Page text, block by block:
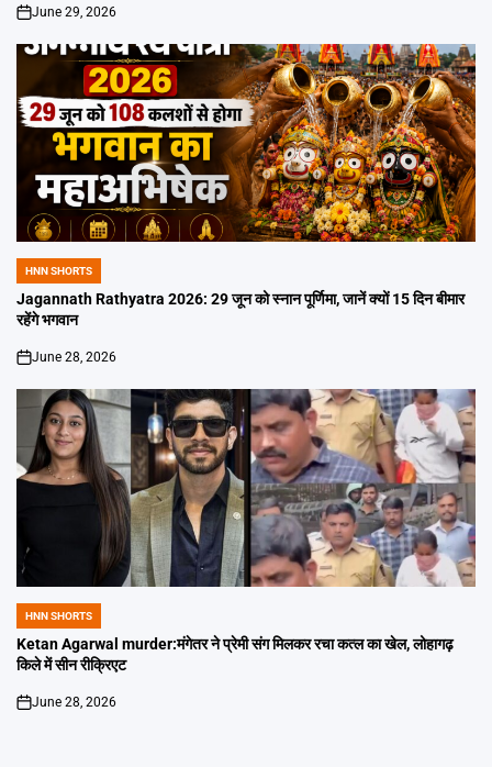
on
June 29, 2026
POSTED
IN
HNN SHORTS
Jagannath Rathyatra 2026: 29 जून को स्नान पूर्णिमा, जानें क्यों 15 दिन बीमार
रहेंगे भगवान
on
June 28, 2026
POSTED
IN
HNN SHORTS
Ketan Agarwal murder:मंगेतर ने प्रेमी संग मिलकर रचा कत्ल का खेल, लोहागढ़
किले में सीन रीक्रिएट
on
June 28, 2026